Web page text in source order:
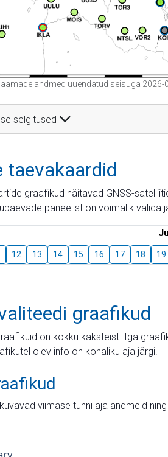
andmed uuendatud seisuga 2026-
selgitused
taevakaardid
graafikud näitavad GNSS-
paneelist on võimalik valida
12 13 14 15 16 17 18 19
graafikud
on kokku kaksteist. Iga
olev info on kohaliku aja järgi.
viimase tunni aja andmeid